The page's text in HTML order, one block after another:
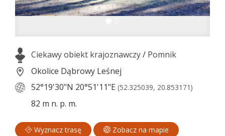
Ciekawy obiekt krajoznawczy/ Pomnik
Okolice Dąbrowy Leśnej
52°19'30"N 20°51'11"E (52.325039, 20.853171)
82 m n. p. m.
Wyznacz trasę Zobacz na mapie